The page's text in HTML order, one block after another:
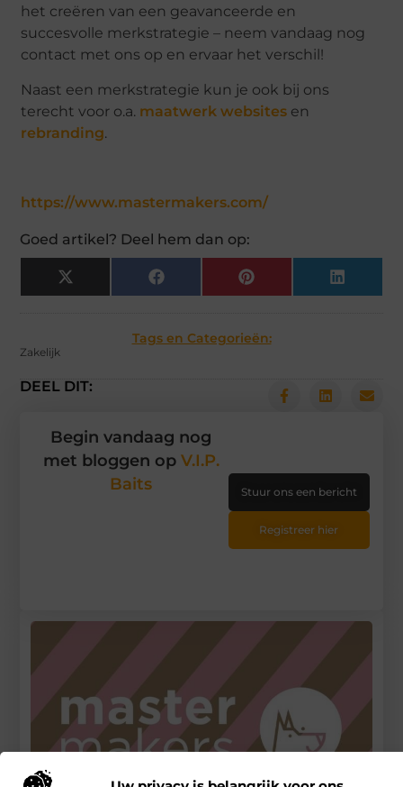
het creëren van een geavanceerde en
succesvolle merkstrategie – neem vandaag nog
contact met ons op en ervaar het verschil!
Naast een merkstrategie kun je ook bij ons
terecht voor o.a. maatwerk websites en
rebranding.
https://www.mastermakers.com/
Goed artikel? Deel hem dan op:
X
(Twitter)
Facebook Pinterest LinkedIn
Tags en Categorieën:
Zakelijk
DEEL DIT:
Begin vandaag nog
met bloggen op V.I.P.
Baits
Stuur ons een bericht
Registreer hier